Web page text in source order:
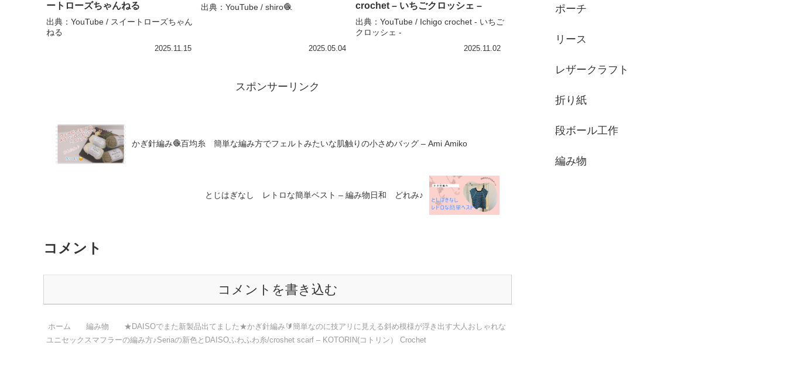
ートローズちゃんねる
出典：YouTube / スイートローズちゃん
ねる
2025.11.15
出典：YouTube / shiro🧶
2025.05.04
crochet – いちごクロッシェ –
出典：YouTube / Ichigo crochet - いちご
クロッシェ -
2025.11.02
スポンサーリンク
かぎ針編み🧶百均糸 簡単な編み方でフェルトみたいな肌触りの小さめバッグ – Ami Amiko
とじはぎなし レトロな簡単ベスト – 編み物日和 どれみ♪
コメント
コメントを書き込む
ホーム 編み物
★DAISOでまた新製品出てました★かぎ針編み🔰簡単なのに技アリに見える斜め模様が浮き出す大人おしゃれな
ユニセックスマフラーの編み方♪Seriaの新色とDAISOふわふわ糸/croshet scarf – KOTORIN(コトリン） Crochet
ポーチ
リース
レザークラフト
折り紙
段ボール工作
編み物